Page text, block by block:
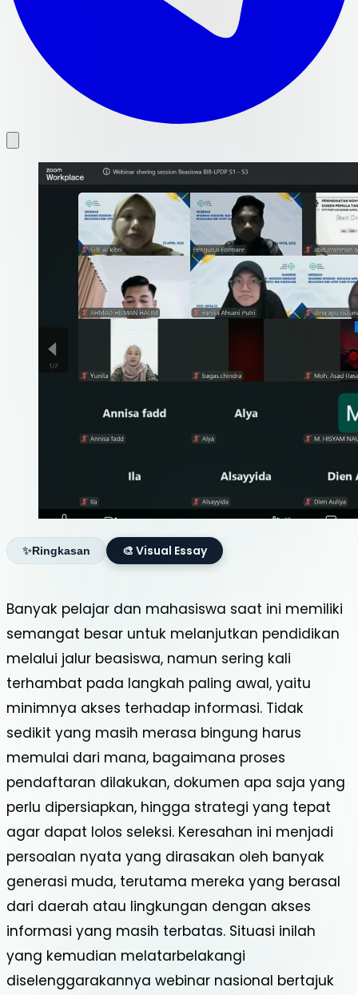
✨Ringkasan 🎨 Visual Essay
RESPONS MINIMNYA
PENDAMPINGAN, FORMARE DAMPINGI DAN
BONGKAR TIPS & TRIK RAIH BEASISWA BIB-
LPDP DARI S1 HINGGA S3
Banyak pelajar dan mahasiswa saat ini memiliki
semangat besar untuk melanjutkan pendidikan
melalui jalur beasiswa, namun sering kali
terhambat pada langkah paling awal, yaitu
minimnya akses terhadap informasi. Tidak
sedikit yang masih merasa bingung harus
memulai dari mana, bagaimana proses
pendaftaran dilakukan, dokumen apa saja yang
perlu dipersiapkan, hingga strategi yang tepat
agar dapat lolos seleksi. Keresahan ini menjadi
persoalan nyata yang dirasakan oleh banyak
generasi muda, terutama mereka yang berasal
dari daerah atau lingkungan dengan akses
informasi yang masih terbatas. Situasi inilah
yang kemudian melatarbelakangi
diselenggarakannya webinar nasional bertajuk